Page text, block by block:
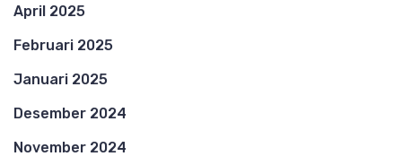
April 2025
Februari 2025
Januari 2025
Desember 2024
November 2024